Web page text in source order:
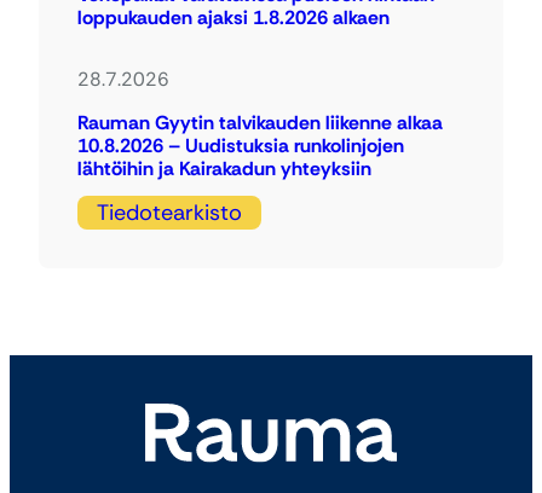
loppukauden ajaksi 1.8.2026 alkaen
28.7.2026
Rauman Gyytin talvikauden liikenne alkaa
10.8.2026 – Uudistuksia runkolinjojen
lähtöihin ja Kairakadun yhteyksiin
Tiedotearkisto